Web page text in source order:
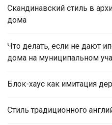
Скандинавский стиль в
дома
Что делать, если не дают
дома на муниципальном
Блок-хаус как имитация
Стиль традиционного